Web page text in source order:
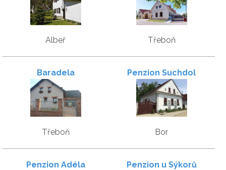
Albeř Třeboň
Baradela
Třeboň
Penzion Suchdol
Bor
Penzion Adéla Penzion u Sýkorů